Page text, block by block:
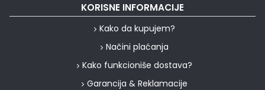
KORISNE INFORMACIJE
Kako da kupujem?
Načini plaćanja
Kako funkcioniše dostava?
Garancija & Reklamacije